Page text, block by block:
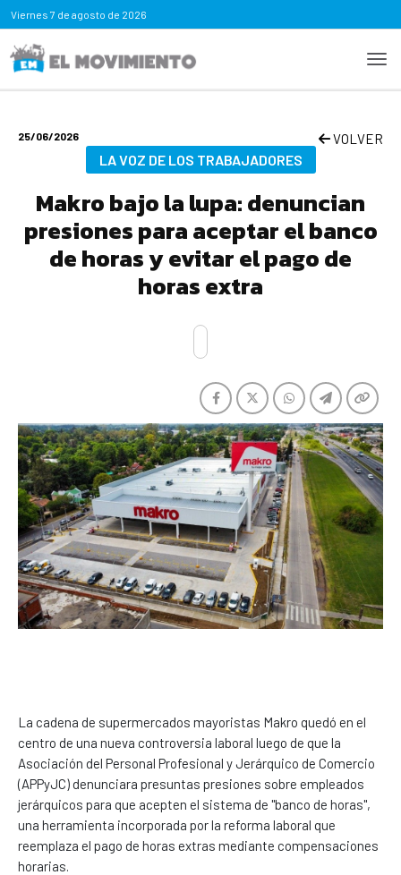
Viernes 7 de agosto de 2026
25/06/2026 VOLVER
LA VOZ DE LOS TRABAJADORES
Makro bajo la lupa: denuncian
presiones para aceptar el banco
de horas y evitar el pago de
horas extra
La cadena de supermercados mayoristas Makro quedó en el
centro de una nueva controversia laboral luego de que la
Asociación del Personal Profesional y Jerárquico de Comercio
(APPyJC) denunciara presuntas presiones sobre empleados
jerárquicos para que acepten el sistema de "banco de horas",
una herramienta incorporada por la reforma laboral que
reemplaza el pago de horas extras mediante compensaciones
horarias.